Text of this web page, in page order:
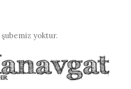
şubemiz yoktur.